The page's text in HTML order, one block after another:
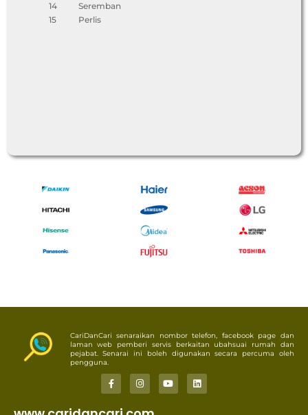
14
Seremban
15
Perlis
CariDanCari senaraikan nombor telefon, facebook page dan
laman web pemberi servis berkaitan ubahsuai rumah dan
pejabat. Senarai ini boleh digunakan secara percuma oleh
pengguna.